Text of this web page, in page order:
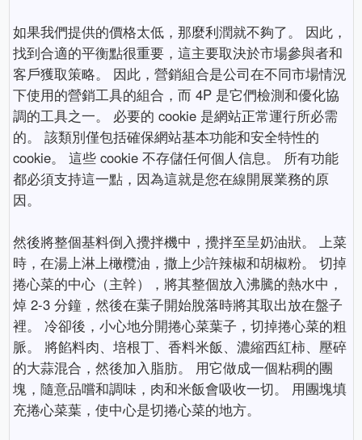
如果我們提供的價格太低，那麼利潤就不夠了。 因此，
找到合適的平衡點很重要，這主要取決於市場參與者和
客戶獲取策略。 因此，營銷組合是公司在不同市場情況
下使用的營銷工具的組合，而 4P 是它們檢測和優化協
調的工具之一。 必要的 cookie 是網站正常運行所必需
的。 該類別僅包括確保網站基本功能和安全特性的
cookie。 這些 cookie 不存儲任何個人信息。 所有功能
都必須支持這一點，因為這就是您在線開展業務的原
因。
然後將整個基料倒入攪拌機中，攪拌至呈奶油狀。 上菜
時，在湯上淋上橄欖油，撒上少許辣椒和胡椒粉。 切掉
捲心菜的中心（主幹），將其整個放入沸騰的熱水中，
焯 2-3 分鐘，然後在葉子開始脫落時將其取出放在盤子
裡。 冷卻後，小心地分開捲心菜葉子，切掉捲心菜的粗
脈。 將餡料肉、培根丁、香料米飯、濃縮西紅柿、壓碎
的大蒜混合，然後加入脂肪。 用它做成一個粘稠的團
塊，隨意品嚐和調味，肉和米飯會吸收一切。 用團塊填
充捲心菜葉，使中心是切捲心菜的地方。